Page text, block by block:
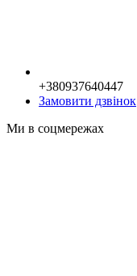
+380937640447
Замовити дзвінок
Ми в соцмережах